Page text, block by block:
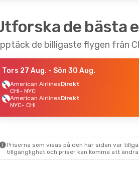
de bästa
de billigaste flygen från
Tors 27 Aug. - Sön 30 Aug.
American AirlinesDirekt
CHI- NYC
American AirlinesDirekt
NYC- CHI
Priserna som visas på den här sidan var
tillgänglighet och priser kan komma att